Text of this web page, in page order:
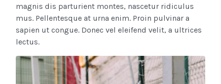
magnis dis parturient montes, nascetur ridiculus
mus. Pellentesque at urna enim. Proin pulvinar a
sapien ut congue. Donec vel eleifend velit, a ultrices
lectus.